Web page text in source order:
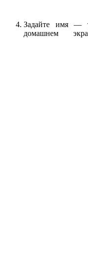
Задайте имя —
домашнем